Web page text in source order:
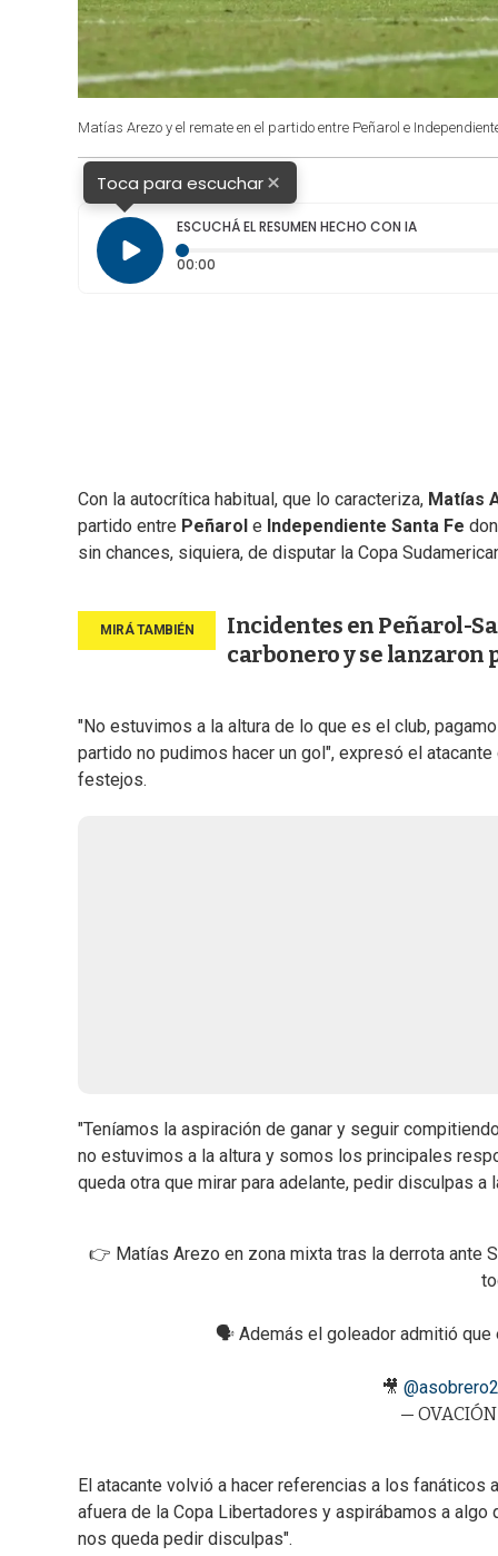
Matías Arezo y el remate en el partido entre Peñarol e
Toca para escuchar×
ESCUCHÁ EL RESUMEN HECHO CON IA
00:00
Con la autocrítica habitual, que lo caracteriza, Matías
partido entre Peñarol e Independiente Santa Fe
sin chances, siquiera, de disputar la Copa
Incidentes en Peñarol-
carbonero y se lanzaron
"No estuvimos a la altura de lo que es el club,
partido no pudimos hacer un gol", expresó el
festejos.
"Teníamos la aspiración de ganar y seguir
no estuvimos a la altura y somos los principales
queda otra que mirar para adelante, pedir disculpas
👉 Matías Arezo en zona mixta tras la derrota ante
🗣️ Además el goleador admitió que
🎥
—
El atacante volvió a hacer referencias a los
afuera de la Copa Libertadores y aspirábamos a
nos queda pedir disculpas".